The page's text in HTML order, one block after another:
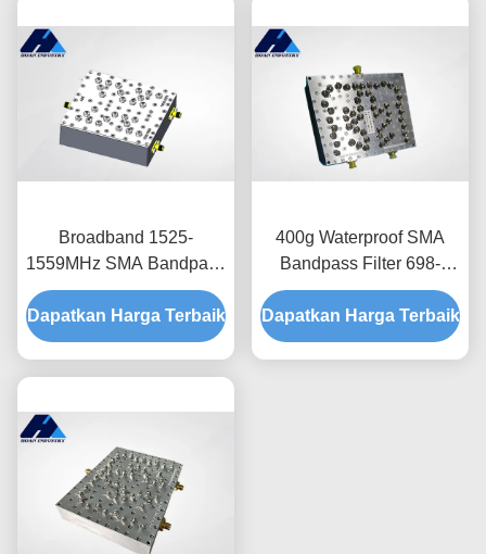
Broadband 1525-
1559MHz SMA Bandpass
Filter 50W JT-
DUP1542/1642-SMA
duplexer
Dapatkan Harga Terbaik
400g Waterproof SMA
Bandpass Filter 698-
2700MHz Quadruple
Frequency Diplexer
Combiner
Dapatkan Harga Terbaik